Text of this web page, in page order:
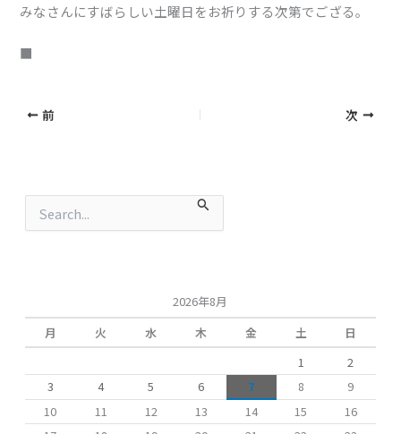
みなさんにすばらしい土曜日をお祈りする次第でござる。
■
前 次
2026年8月
月
火 水 木 金 土
日
1
2
3
4 5 6 7 8
9
10
11 12 13 14 15
16